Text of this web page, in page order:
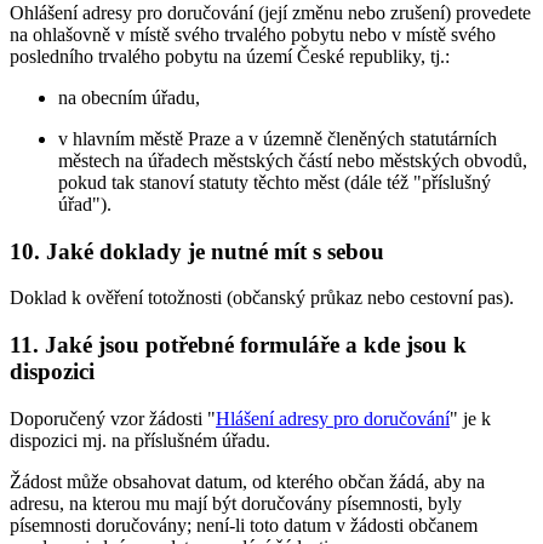
Ohlášení adresy pro doručování (její změnu nebo zrušení) provedete
na ohlašovně v místě svého trvalého pobytu nebo v místě svého
posledního trvalého pobytu na území České republiky, tj.:
na obecním úřadu,
v hlavním městě Praze a v územně členěných statutárních
městech na úřadech městských částí nebo městských obvodů,
pokud tak stanoví statuty těchto měst (dále též "příslušný
úřad").
10. Jaké doklady je nutné mít s sebou
Doklad k ověření totožnosti (občanský průkaz nebo cestovní pas).
11. Jaké jsou potřebné formuláře a kde jsou k
dispozici
Doporučený vzor žádosti "Hlášení adresy pro doručování" je k
dispozici mj. na příslušném úřadu.
Žádost může obsahovat datum, od kterého občan žádá, aby na
adresu, na kterou mu mají být doručovány písemnosti, byly
písemnosti doručovány; není-li toto datum v žádosti občanem